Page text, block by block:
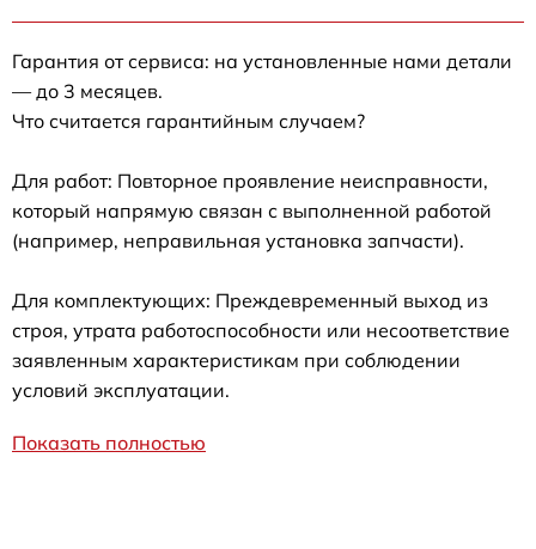
Гарантия от сервиса: на установленные нами детали
— до 3 месяцев.
Что считается гарантийным случаем?
Для работ: Повторное проявление неисправности,
который напрямую связан с выполненной работой
(например, неправильная установка запчасти).
Для комплектующих: Преждевременный выход из
строя, утрата работоспособности или несоответствие
заявленным характеристикам при соблюдении
условий эксплуатации.
Показать полностью